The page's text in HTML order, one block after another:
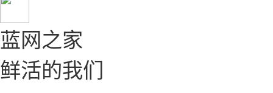
蓝网之家
鲜活的我们